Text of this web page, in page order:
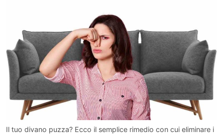
Il tuo divano puzza? Ecco il semplice rimedio con cui eliminare i